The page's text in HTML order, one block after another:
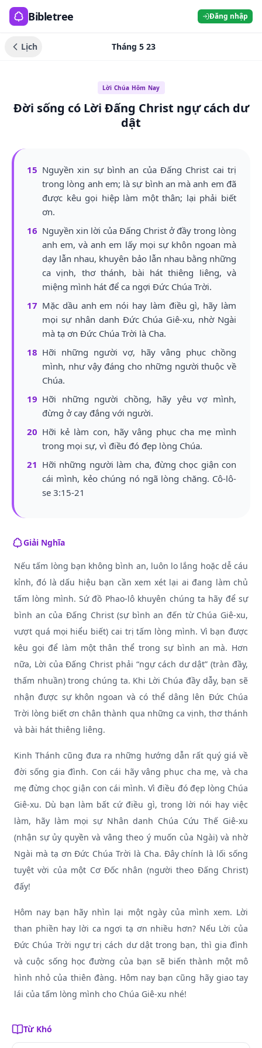
Bibletree Đăng nhập
Lịch Tháng 5 23
Lời Chúa Hôm Nay
Đời sống có Lời Đấng Christ ngự cách dư
dật
15 Nguyền xin sự bình an của Đấng Christ cai trị
trong lòng anh em; là sự bình an mà anh em đã
được kêu gọi hiệp làm một thân; lại phải biết
ơn.
16 Nguyền xin lời của Đấng Christ ở đầy trong lòng
anh em, và anh em lấy mọi sự khôn ngoan mà
dạy lẫn nhau, khuyên bảo lẫn nhau bằng những
ca vịnh, thơ thánh, bài hát thiêng liêng, và
miệng mình hát để ca ngợi Đức Chúa Trời.
17 Mặc dầu anh em nói hay làm điều gì, hãy làm
mọi sự nhân danh Đức Chúa Giê-xu, nhờ Ngài
mà tạ ơn Đức Chúa Trời là Cha.
18 Hỡi những người vợ, hãy vâng phục chồng
mình, như vậy đáng cho những người thuộc về
Chúa.
19 Hỡi những người chồng, hãy yêu vợ mình,
đừng ở cay đắng với người.
20 Hỡi kẻ làm con, hãy vâng phục cha mẹ mình
trong mọi sự, vì điều đó đẹp lòng Chúa.
21 Hỡi những người làm cha, đừng chọc giận con
cái mình, kẻo chúng nó ngã lòng chăng. Cô-lô-
se 3:15-21
Giải Nghĩa
Nếu tấm lòng bạn không bình an, luôn lo lắng hoặc dễ cáu
kỉnh, đó là dấu hiệu bạn cần xem xét lại ai đang làm chủ
tấm lòng mình. Sứ đồ Phao-lô khuyên chúng ta hãy để sự
bình an của Đấng Christ (sự bình an đến từ Chúa Giê-xu,
vượt quá mọi hiểu biết) cai trị tấm lòng mình. Vì bạn được
kêu gọi để làm một thân thể trong sự bình an mà. Hơn
nữa, Lời của Đấng Christ phải “ngự cách dư dật” (tràn đầy,
thấm nhuần) trong chúng ta. Khi Lời Chúa đầy dẫy, bạn sẽ
nhận được sự khôn ngoan và có thể dâng lên Đức Chúa
Trời lòng biết ơn chân thành qua những ca vịnh, thơ thánh
và bài hát thiêng liêng.
Kinh Thánh cũng đưa ra những hướng dẫn rất quý giá về
đời sống gia đình. Con cái hãy vâng phục cha mẹ, và cha
mẹ đừng chọc giận con cái mình. Vì điều đó đẹp lòng Chúa
Giê-xu. Dù bạn làm bất cứ điều gì, trong lời nói hay việc
làm, hãy làm mọi sự Nhân danh Chúa Cứu Thế Giê-xu
(nhận sự ủy quyền và vâng theo ý muốn của Ngài) và nhờ
Ngài mà tạ ơn Đức Chúa Trời là Cha. Đây chính là lối sống
tuyệt vời của một Cơ Đốc nhân (người theo Đấng Christ)
đấy!
Hôm nay bạn hãy nhìn lại một ngày của mình xem. Lời
than phiền hay lời ca ngợi tạ ơn nhiều hơn? Nếu Lời của
Đức Chúa Trời ngự trị cách dư dật trong bạn, thì gia đình
và cuộc sống học đường của bạn sẽ biến thành một mô
hình nhỏ của thiên đàng. Hôm nay bạn cũng hãy giao tay
lái của tấm lòng mình cho Chúa Giê-xu nhé!
Từ Khó